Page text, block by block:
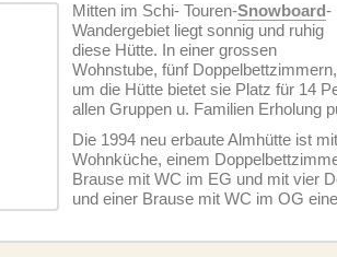
Mitten im Schi- Touren-Snowboard-
Wandergebiet liegt sonnig und ruhig
diese Hütte. In einer grossen
Wohnstube, fünf
um die Hütte bietet sie Platz für 14
allen Gruppen u. Familien Erholung
Die 1994 neu erbaute Almhütte ist
Wohnküche, einem
Brause mit WC im EG und mit vier
und einer Brause mit WC im OG eine